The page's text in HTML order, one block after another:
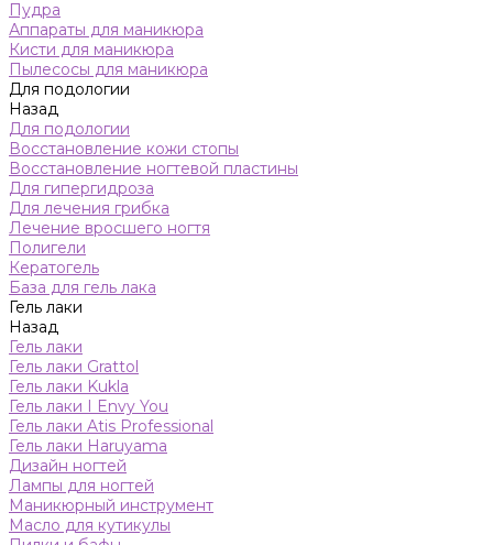
Пудра
Аппараты для маникюра
Кисти для маникюра
Пылесосы для маникюра
Для подологии
Назад
Для подологии
Восстановление кожи стопы
Восстановление ногтевой пластины
Для гипергидроза
Для лечения грибка
Лечение вросшего ногтя
Полигели
Кератогель
База для гель лака
Гель лаки
Назад
Гель лаки
Гель лаки Grattol
Гель лаки Kukla
Гель лаки I Envy You
Гель лаки Atis Professional
Гель лаки Haruyama
Дизайн ногтей
Лампы для ногтей
Маникюрный инструмент
Масло для кутикулы